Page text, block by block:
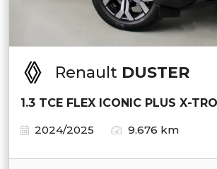
Renault DUSTER
1.3 TCE FLEX ICONIC PLUS X-
2024/2025
9.676 km